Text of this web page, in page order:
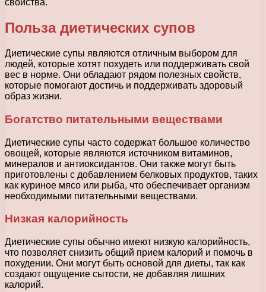
свойства.
Польза диетических супов
Диетические супы являются отличным выбором для
людей, которые хотят похудеть или поддерживать свой
вес в норме. Они обладают рядом полезных свойств,
которые помогают достичь и поддерживать здоровый
образ жизни.
Богатство питательными веществами
Диетические супы часто содержат большое количество
овощей, которые являются источником витаминов,
минералов и антиоксидантов. Они также могут быть
приготовлены с добавлением белковых продуктов, таких
как куриное мясо или рыба, что обеспечивает организм
необходимыми питательными веществами.
Низкая калорийность
Диетические супы обычно имеют низкую калорийность,
что позволяет снизить общий прием калорий и помочь в
похудении. Они могут быть основой для диеты, так как
создают ощущение сытости, не добавляя лишних
калорий.